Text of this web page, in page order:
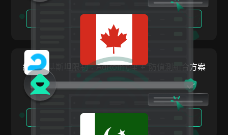
Snapchat
SoundCloud
Spotify
Square
Stripe
Target
繞過巴基斯坦限制：AdRoll代理 + 防偵測組合方案